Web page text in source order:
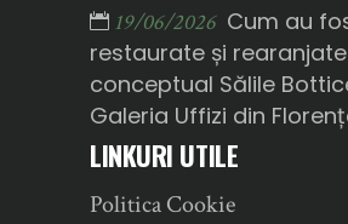
19/06/2026 Cum au
restaurate și rearanjate
conceptual Sălile
Galeria Uffizi din
LINKURI UTILE
Politica Cookie